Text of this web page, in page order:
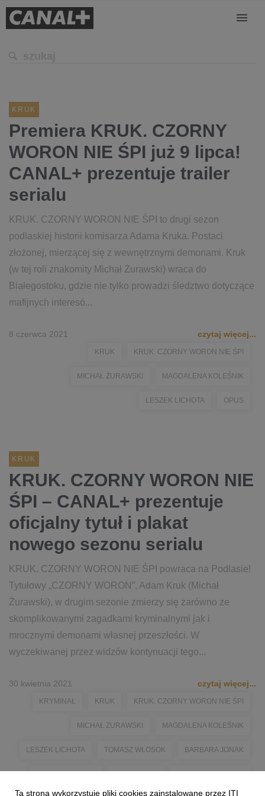
KRUK
Premiera KRUK. CZORNY
WORON NIE ŚPI już 9 lipca!
CANAL+ prezentuje trailer
serialu
KRUK. CZORNY WORON NIE ŚPI to drugi sezon
podlaskiej historii komisarza Adama Kruka. Postaci
złożonej, mierzącej się z wewnętrznymi demonami. Kruk
(w tej roli znakomity Michał Żurawski) wraca do
Białegostoku, gdzie nie tylko prowadzi śledztwo dotyczące
mafijnych interesó...
8 czerwca 2021 czytaj więcej...
KRUK KRUK. CZORNY WORON NIE ŚPI
MICHAŁ ŻURAWSKI MAGDALENA KOLEŚNIK
LESZEK LICHOTA OPUS
KRUK
KRUK. CZORNY WORON NIE
ŚPI – CANAL+ prezentuje
oficjalny tytuł i plakat
nowego sezonu serialu
KRUK. CZORNY WORON NIE ŚPI powraca na Podlasie!
Tytułowy „CZORNY WORON”, Adam Kruk (Michał
Żurawski), w drugim sezonie zmierzy się zarówno ze
skomplikowanymi zagadkami kryminalnymi jak i
mrocznymi demonami własnej przeszłości. W
wyczekiwanej przez widzów kontynuacji tego...
30 kwietnia 2021 czytaj więcej...
KRYMINAŁ KRUK KRUK. CZORNY WORON NIE ŚPI
MICHAŁ ŻURAWSKI MAGDALENA KOLEŚNIK
LESZEK LICHOTA TOMASZ WŁOSOK BARBARA JONAK
Ta strona wykorzystuje pliki cookies zainstalowane przez ITI